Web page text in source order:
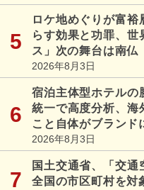
ロケ地めぐりが富
らす効果と功罪、世
ス」次の舞台は南仏
2026年8月3日
宿泊主体型ホテル
統一で高度分析、海
こと自体がブランド
2026年8月3日
国土交通省、「交通
全国の市区町村を対